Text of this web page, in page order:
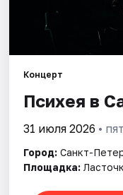
Города
Площадки
Артисты
Рейтинги
Концерт
Психея в
31 июля 2026 •
Город: Санкт-
Площадка: